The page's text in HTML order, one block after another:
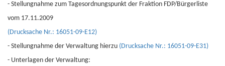
- Stellungnahme zum Tagesordnungspunkt der Fraktion FDP/Bürgerliste
vom 17.11.2009
(Drucksache Nr.: 16051-09-E12)
- Stellungnahme der Verwaltung hierzu (Drucksache Nr.: 16051-09-E31)
- Unterlagen der Verwaltung: